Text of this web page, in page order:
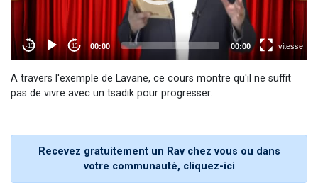
A travers l'exemple de Lavane, ce cours montre qu'il ne suffit
pas de vivre avec un tsadik pour progresser.
Recevez gratuitement un Rav chez vous ou dans
votre communauté, cliquez-ici